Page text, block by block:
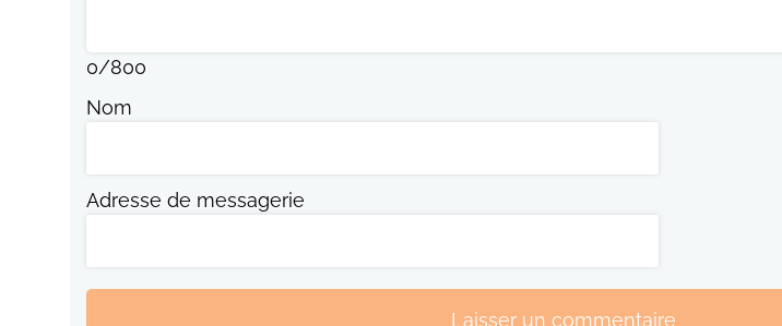
0/800
Nom
Adresse de messagerie
Laisser un commentaire